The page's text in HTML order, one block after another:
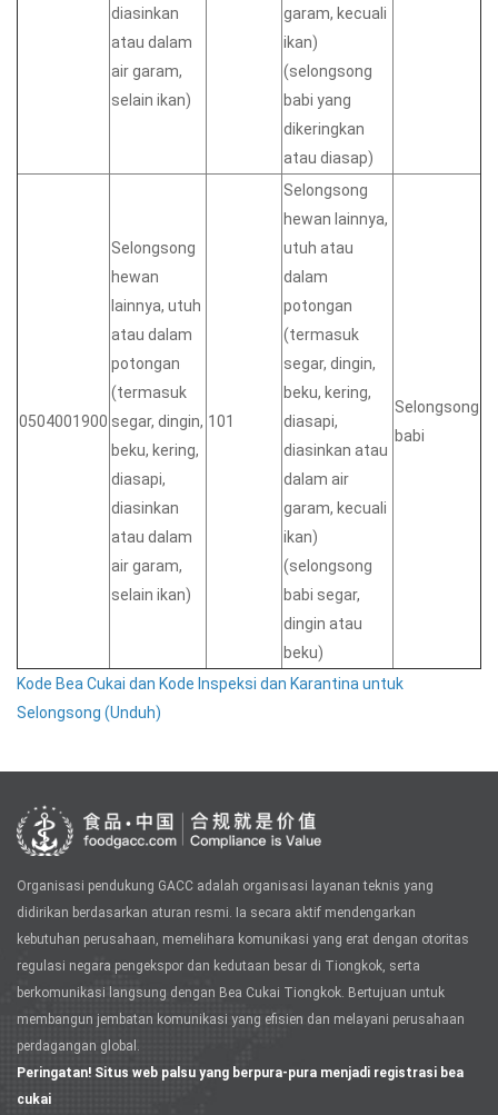
diasinkan
atau dalam
air garam,
selain ikan)
garam, kecuali
ikan)
(selongsong
babi yang
dikeringkan
atau diasap)
0504001900
Selongsong
hewan
lainnya, utuh
atau dalam
potongan
(termasuk
segar, dingin,
beku, kering,
diasapi,
diasinkan
atau dalam
air garam,
selain ikan)
101
Selongsong
hewan lainnya,
utuh atau
dalam
potongan
(termasuk
segar, dingin,
beku, kering,
diasapi,
diasinkan atau
dalam air
garam, kecuali
ikan)
(selongsong
babi segar,
dingin atau
beku)
Selongsong
babi
Kode Bea Cukai dan Kode Inspeksi dan Karantina untuk
Selongsong (Unduh)
Organisasi pendukung GACC adalah organisasi layanan teknis yang
didirikan berdasarkan aturan resmi. Ia secara aktif mendengarkan
kebutuhan perusahaan, memelihara komunikasi yang erat dengan otoritas
regulasi negara pengekspor dan kedutaan besar di Tiongkok, serta
berkomunikasi langsung dengan Bea Cukai Tiongkok. Bertujuan untuk
membangun jembatan komunikasi yang efisien dan melayani perusahaan
perdagangan global.
Peringatan! Situs web palsu yang berpura-pura menjadi registrasi bea
cukai